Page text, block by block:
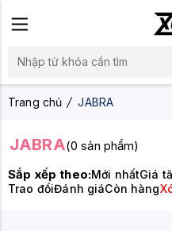
Trang chủ JABRA
JABRA(0 sản phẩm)
Sắp xếp theo:Mới nhấtGiá
Trao đổiĐánh giáCòn hàng